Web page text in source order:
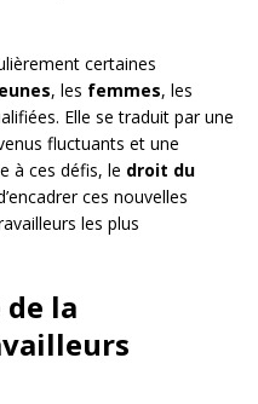
certaines
, les femmes, les
Elle se traduit par une
fluctuants et une
à ces défis, le droit du
ces nouvelles
les plus
la